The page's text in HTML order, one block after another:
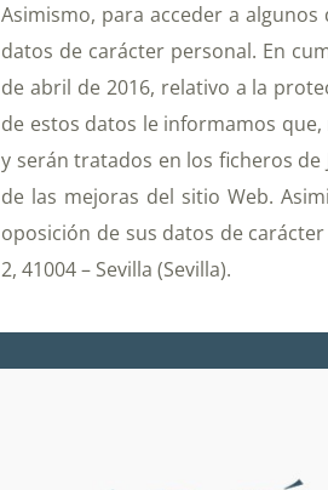
Asimismo, para acceder a
datos de carácter personal. En
de abril de 2016, relativo a la
de estos datos le informamos
y serán tratados en los ficheros
de las mejoras del sitio Web.
oposición de sus datos de
2, 41004 – Sevilla (Sevilla).